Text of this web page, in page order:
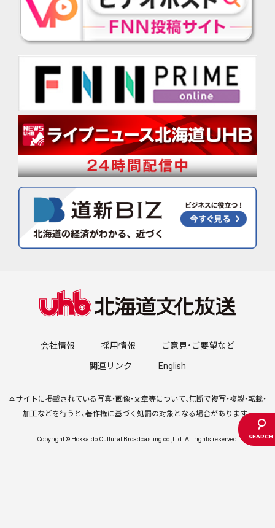
会社情報 採用情報 ご意見・ご要望など
関連リンク English
本サイトに掲載されている写真・画像・文章等について、無断で複写・複製・転載・
加工などを行うと、著作権に基づく処罰の対象となる場合があります。
Copyright © Hokkaido Cultural Broadcasting co.,Ltd. All rights reserved.